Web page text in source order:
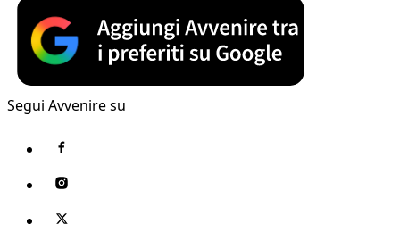
Segui Avvenire su